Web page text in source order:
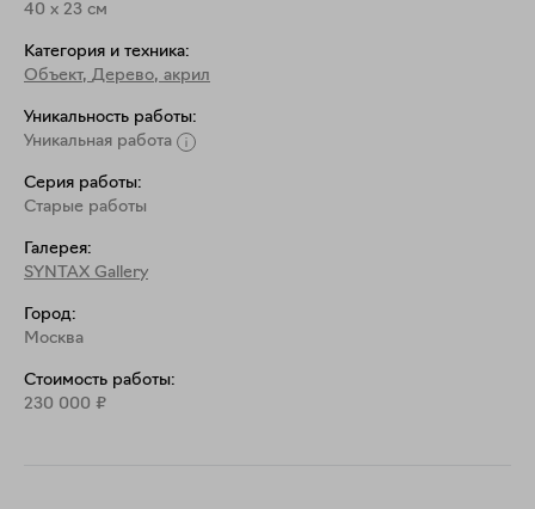
40 x 23 см
Категория и техника:
Объект, Дерево, акрил
Уникальность работы:
Уникальная работа
Серия работы:
Старые работы
Галерея:
SYNTAX Gallery
Город:
Москва
Стоимость работы:
230 000 ₽